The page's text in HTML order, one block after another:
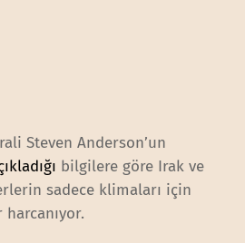
Steven Anderson’un
bilgilere göre Irak ve
sadece klimaları için